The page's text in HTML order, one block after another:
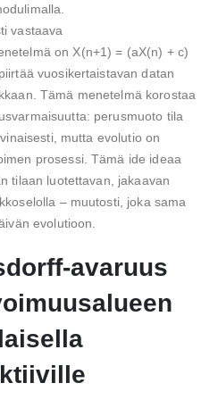
vastaava
on X(n+1) = (aX(n) + c)
vuosikertaistavan datan
Tämä menetelmä korostaa
perusmuoto tila
mutta evolutio on
prosessi. Tämä ide ideaa
tilaan luotettavan, jakaavan
– muutosti, joka sama
evolutioon.
avaruus